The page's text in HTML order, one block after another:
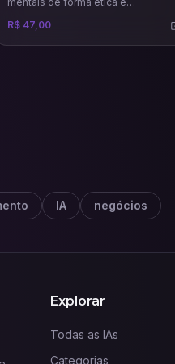
decisões, aumentar suas vendas e
R$ 47,00
IA negócios
Explorar
Todas as IAs
Categorias